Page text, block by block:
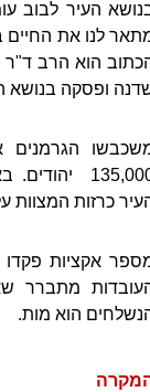
העיר לבוב
לנו את החיים
הוא הרב ד"ר
ופסקה בנושא
כרזות המצוות
אקציות פקדו
מתברר
הוא מות.